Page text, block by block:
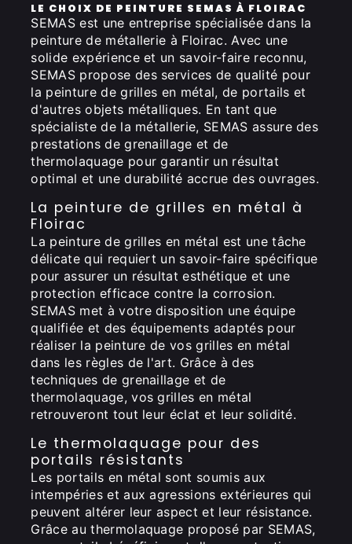
LE CHOIX DE PEINTURE SEMAS À FLOIRAC
SEMAS est une entreprise spécialisée dans la
peinture de métallerie à Floirac. Avec une
solide expérience et un savoir-faire reconnu,
SEMAS propose des services de qualité pour
la peinture de grilles en métal, de portails et
d'autres objets métalliques. En tant que
spécialiste de la métallerie, SEMAS assure des
prestations de grenaillage et de
thermolaquage pour garantir un résultat
optimal et une durabilité accrue des ouvrages.
La peinture de grilles en métal à
Floirac
La peinture de grilles en métal est une tâche
délicate qui requiert un savoir-faire spécifique
pour assurer un résultat esthétique et une
protection efficace contre la corrosion.
SEMAS met à votre disposition une équipe
qualifiée et des équipements adaptés pour
réaliser la peinture de vos grilles en métal
dans les règles de l'art. Grâce à des
techniques de grenaillage et de
thermolaquage, vos grilles en métal
retrouveront tout leur éclat et leur solidité.
Le thermolaquage pour des
portails résistants
Les portails en métal sont soumis aux
intempéries et aux agressions extérieures qui
peuvent altérer leur aspect et leur résistance.
Grâce au thermolaquage proposé par SEMAS,